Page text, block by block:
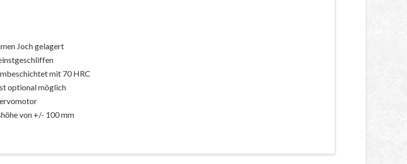
Joch gelagert
mit 70 HRC
optional möglich
von +/- 100 mm